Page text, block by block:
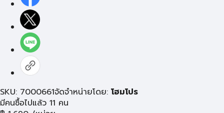
SKU: 7000661จัดจำหน่ายโดย: โฮมโปร
มีคนซื้อไปแล้ว 11 คน